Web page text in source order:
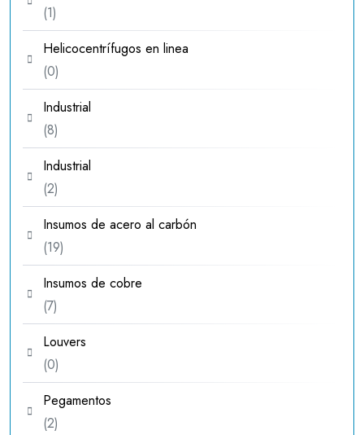
11
producto
Helicocentrífugos en linea
00
productos
Industrial
88
productos
Industrial
22
productos
Insumos de acero al carbón
1919
productos
Insumos de cobre
77
productos
Louvers
00
productos
Pegamentos
22